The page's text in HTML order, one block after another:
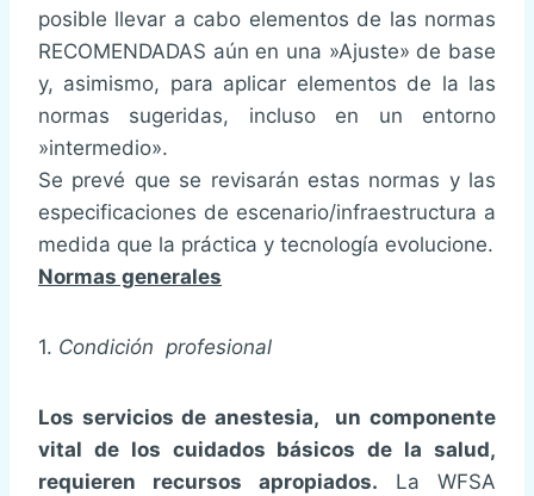
posible llevar a cabo elementos de las normas
RECOMENDADAS aún en una »Ajuste» de base
y, asimismo, para aplicar elementos de la las
normas sugeridas, incluso en un entorno
»intermedio».
Se prevé que se revisarán estas normas y las
especificaciones de escenario/infraestructura a
medida que la práctica y tecnología evolucione.
Normas generales
1. Condición profesional
Los servicios de anestesia, un componente
vital de los cuidados básicos de la salud,
requieren recursos apropiados. La WFSA